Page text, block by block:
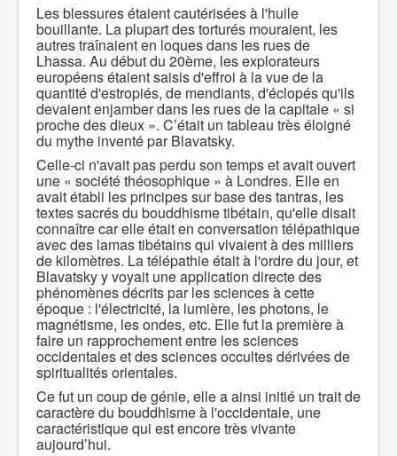
Les blessures étaient cautérisées à l'huile
bouillante. La plupart des torturés mouraient, les
autres traînaient en loques dans les rues de
Lhassa. Au début du 20ème, les explorateurs
européens étaient saisis d'effroi à la vue de la
quantité d'estropiés, de mendiants, d'éclopés qu'ils
devaient enjamber dans les rues de la capitale « si
proche des dieux ». C’était un tableau très éloigné
du mythe inventé par Blavatsky.
Celle-ci n'avait pas perdu son temps et avait ouvert
une « société théosophique » à Londres. Elle en
avait établi les principes sur base des tantras, les
textes sacrés du bouddhisme tibétain, qu'elle disait
connaître car elle était en conversation télépathique
avec des lamas tibétains qui vivaient à des milliers
de kilomètres. La télépathie était à l'ordre du jour, et
Blavatsky y voyait une application directe des
phénomènes décrits par les sciences à cette
époque : l'électricité, la lumière, les photons, le
magnétisme, les ondes, etc. Elle fut la première à
faire un rapprochement entre les sciences
occidentales et des sciences occultes dérivées de
spiritualités orientales.
Ce fut un coup de génie, elle a ainsi initié un trait de
caractère du bouddhisme à l'occidentale, une
caractéristique qui est encore très vivante
aujourd’hui.